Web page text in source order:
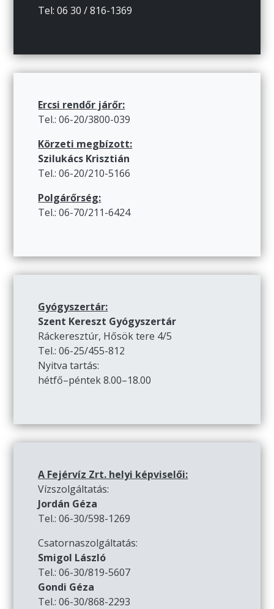
Tel: 06 30 / 816-1369
Ercsi rendőr járőr:
Tel.: 06-20/3800-039
Körzeti megbízott:
Szilukács Krisztián
Tel.: 06-20/210-5166
Polgárőrség:
Tel.: 06-70/211-6424
Gyógyszertár:
Szent Kereszt Gyógyszertár
Ráckeresztúr, Hősök tere 4/5
Tel.: 06-25/455-812
Nyitva tartás:
hétfő–péntek 8.00–18.00
A Fejérvíz Zrt. helyi képviselői:
Vízszolgáltatás:
Jordán Géza
Tel.: 06-30/598-1269
Csatornaszolgáltatás:
Smigol László
Tel.: 06-30/819-5607
Gondi Géza
Tel.: 06-30/868-2293